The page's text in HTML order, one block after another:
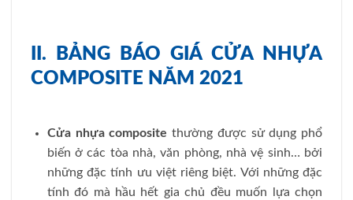
II. BẢNG BÁO GIÁ CỬA NHỰA
COMPOSITE NĂM 2021
Cửa nhựa composite thường được sử dụng phổ
biến ở các tòa nhà, văn phòng, nhà vệ sinh… bởi
những đặc tính ưu việt riêng biệt. Với những đặc
tính đó mà hầu hết gia chủ đều muốn lựa chọn